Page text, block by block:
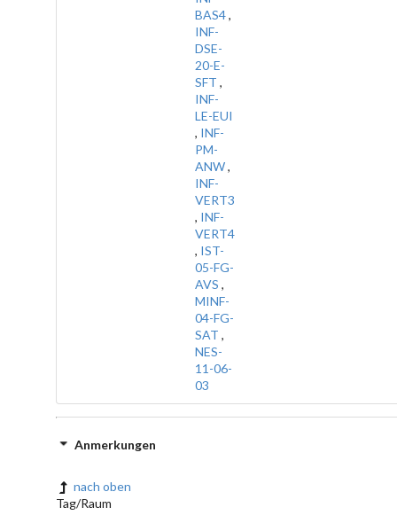
BAS4,
INF-
DSE-
20-E-
SFT ,
INF-
LE-EUI
, INF-
PM-
ANW,
INF-
VERT3
, INF-
VERT4
, IST-
05-FG-
AVS ,
MINF-
04-FG-
SAT ,
NES-
11-06-
03
Anmerkungen
nach oben
Tag/Raum